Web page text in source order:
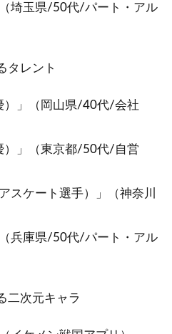
埼玉県/50代/パート・アル
タレント
）」（岡山県/40代/会社
）」（東京都/50代/自営
スケート選手）」（神奈川
兵庫県/50代/パート・アル
二次元キャラ